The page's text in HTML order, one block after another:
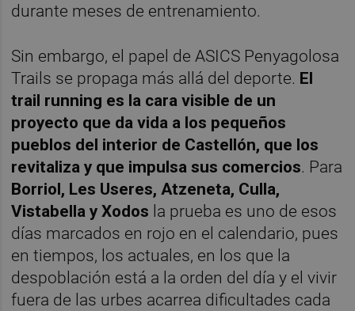
durante meses de entrenamiento.
Sin embargo, el papel de ASICS Penyagolosa
Trails se propaga más allá del deporte. El
trail running es la cara visible de un
proyecto que da vida a los pequeños
pueblos del interior de Castellón, que los
revitaliza y que impulsa sus comercios. Para
Borriol, Les Useres, Atzeneta, Culla,
Vistabella y Xodos la prueba es uno de esos
días marcados en rojo en el calendario, pues
en tiempos, los actuales, en los que la
despoblación está a la orden del día y el vivir
fuera de las urbes acarrea dificultades cada